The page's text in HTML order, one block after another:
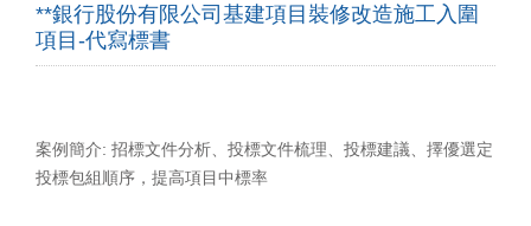
**銀行股份有限公司基建項目裝修改造施工入圍
項目-代寫標書
案例簡介: 招標文件分析、投標文件梳理、投標建議、擇優選定
投標包組順序，提高項目中標率